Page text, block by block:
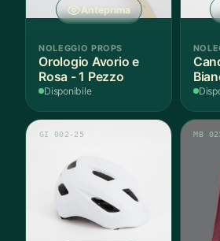
Anteprima
NOLEGGIO PROPS
Orologio Avorio e
Rosa - 1 Pezzo
Disponibile
GI 002-25 MB